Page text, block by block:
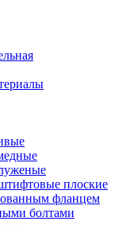
плоские
фланцем
болтами